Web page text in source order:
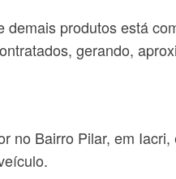
produtos está
gerando,
no Bairro Pilar, em